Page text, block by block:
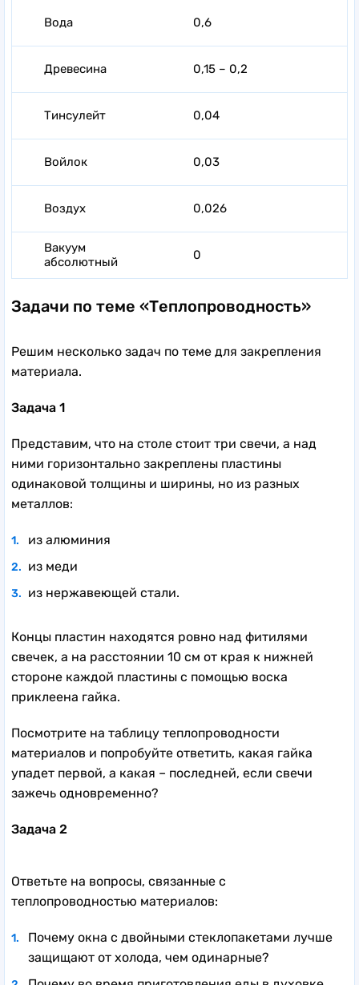
Вода 0,6
Древесина 0,15 – 0,2
Тинсулейт 0,04
Войлок 0,03
Воздух 0,026
Вакуум
абсолютный
0
Задачи по теме «Теплопроводность»
Решим несколько задач по теме для закрепления
материала.
Задача 1
Представим, что на столе стоит три свечи, а над
ними горизонтально закреплены пластины
одинаковой толщины и ширины, но из разных
металлов:
из алюминия
из меди
из нержавеющей стали.
Концы пластин находятся ровно над фитилями
свечек, а на расстоянии 10 см от края к нижней
стороне каждой пластины с помощью воска
приклеена гайка.
Посмотрите на таблицу теплопроводности
материалов и попробуйте ответить, какая гайка
упадет первой, а какая – последней, если свечи
зажечь одновременно?
Задача 2
Ответьте на вопросы, связанные с
теплопроводностью материалов:
Почему окна с двойными стеклопакетами лучше
защищают от холода, чем одинарные?